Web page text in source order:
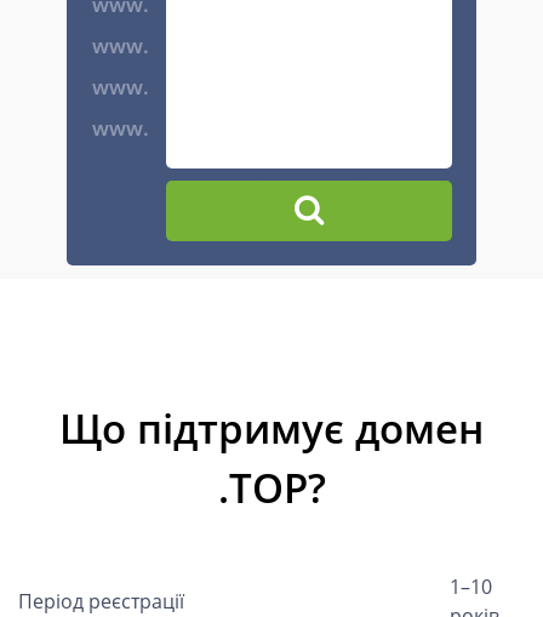
www.
www.
www.
Що підтримує домен
.TOP?
Період реєстрації
1–10